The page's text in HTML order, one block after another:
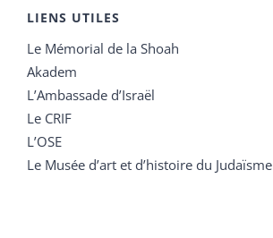
LIENS UTILES
Le Mémorial de la Shoah
Akadem
L’Ambassade d’Israël
Le CRIF
L’OSE
Le Musée d’art et d’histoire du Judaïsme